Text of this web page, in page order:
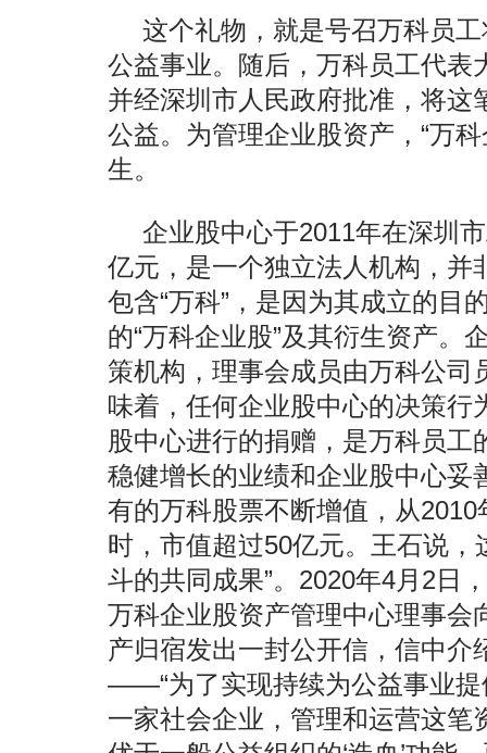
这个礼物，就是号召万科员
公益事业。随后，万科员工代表
并经深圳市人民政府批准，将这
公益。为管理企业股资产，“万
生。
企业股中心于2011年在深圳
亿元，是一个独立法人机构，并
包含“万科”，是因为其成立的目
的“万科企业股”及其衍生资产。
策机构，理事会成员由万科公司
味着，任何企业股中心的决策行
股中心进行的捐赠，是万科员
稳健增长的业绩和企业股中心妥
有的万科股票不断增值，从
时，市值超过50亿元。王石说，
斗的共同成果”。2020年4月2日
万科企业股资产管理中心理事会
产归宿发出一封公开信，信中
——“为了实现持续为公益事业提
一家社会企业，管理和运营这笔